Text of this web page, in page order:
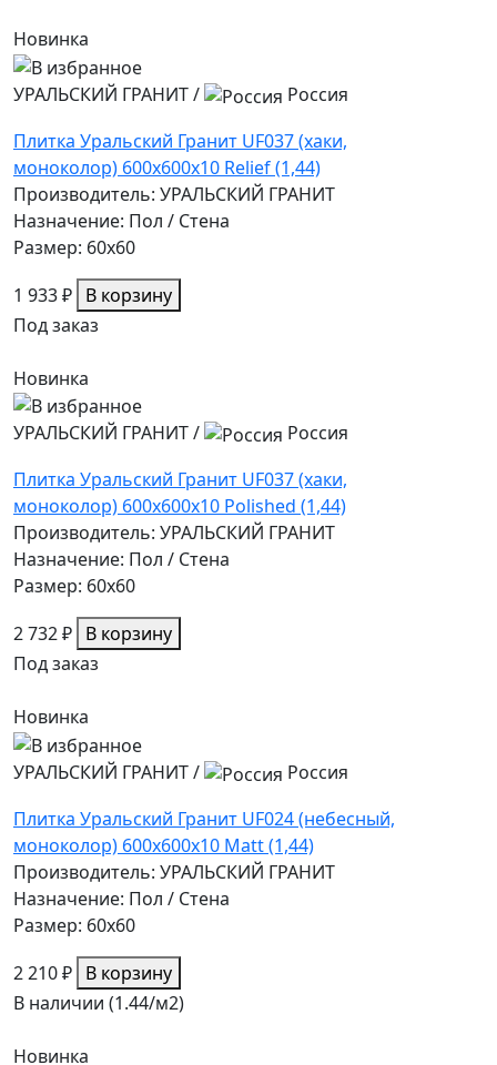
Новинка
УРАЛЬСКИЙ ГРАНИТ/
Россия
Плитка Уральский Гранит UF037 (хаки,
моноколор) 600х600х10 Relief (1,44)
Производитель: УРАЛЬСКИЙ ГРАНИТ
Назначение: Пол / Стена
Размер: 60x60
1 933 ₽ В корзину
Под заказ
Новинка
УРАЛЬСКИЙ ГРАНИТ/
Россия
Плитка Уральский Гранит UF037 (хаки,
моноколор) 600х600х10 Polished (1,44)
Производитель: УРАЛЬСКИЙ ГРАНИТ
Назначение: Пол / Стена
Размер: 60x60
2 732 ₽ В корзину
Под заказ
Новинка
УРАЛЬСКИЙ ГРАНИТ/
Россия
Плитка Уральский Гранит UF024 (небесный,
моноколор) 600х600х10 Matt (1,44)
Производитель: УРАЛЬСКИЙ ГРАНИТ
Назначение: Пол / Стена
Размер: 60x60
2 210 ₽ В корзину
В наличии (1.44/м2)
Новинка